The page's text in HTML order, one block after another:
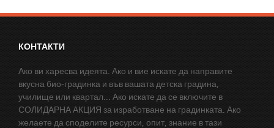
КОНТАКТИ
Ако ви харесва идеята. Ако и вие искате да направите
вкусна био-градинка и във вашата детска градина,
училище или квартал... Ако искате да се включите в
СОЛИДАРНА АКЦИЯ за изработване на градинката. Ако
желаете да споделите ресурси, опит, знание в тази